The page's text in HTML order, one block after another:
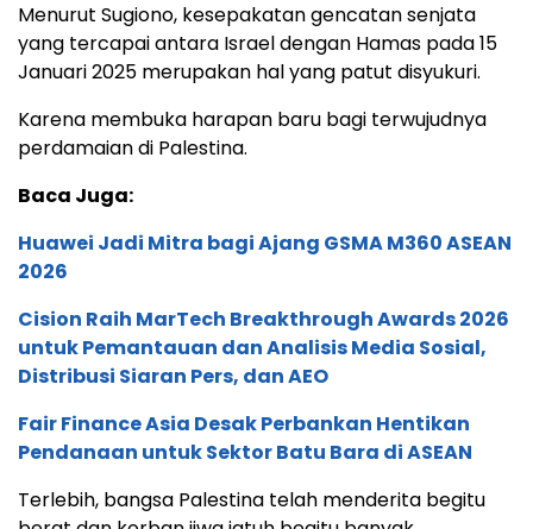
Menurut Sugiono, kesepakatan gencatan senjata
yang tercapai antara Israel dengan Hamas pada 15
Januari 2025 merupakan hal yang patut disyukuri.
Karena membuka harapan baru bagi terwujudnya
perdamaian di Palestina.
Baca Juga:
Huawei Jadi Mitra bagi Ajang GSMA M360 ASEAN
2026
Cision Raih MarTech Breakthrough Awards 2026
untuk Pemantauan dan Analisis Media Sosial,
Distribusi Siaran Pers, dan AEO
Fair Finance Asia Desak Perbankan Hentikan
Pendanaan untuk Sektor Batu Bara di ASEAN
Terlebih, bangsa Palestina telah menderita begitu